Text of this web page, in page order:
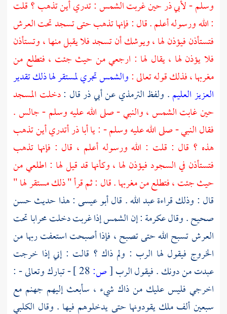
وسلم -لأبي ذرحين غربت الشمس : تدري أين تذهب ؟ قلت
: الله ورسوله أعلم . قال : فإنها تذهب حتى تسجد تحت العرش
فتستأذن فيؤذن لها ، ويوشك أن تسجد فلا يقبل منها ، وتستأذن
فلا يؤذن لها ، يقال لها : ارجعي من حيث جئت ، فتطلع من
مغربها ، فذلك قوله تعالى :والشمس تجري لمستقر لها ذلك تقدير
العزيز العليم. ولفظالترمذيعنأبي ذرقال :دخلت المسجد
حين غابت الشمس ، والنبي - صلى الله عليه وسلم - جالس .
فقال النبي - صلى الله عليه وسلم - : ياأبا ذرأتدري أين تذهب
هذه ؟ قال : قلت : الله ورسوله أعلم ، قال : فإنها تذهب
فتستأذن في السجود فيؤذن لها ، وكأنها قد قيل لها : اطلعي من
حيث جئت ، فتطلع من مغربها . قال : ثم قرأ " ذلك مستقر لها "
قال : وذلك قراءةعبد الله. قالأبو عيسى: هذا حديث حسن
صحيح . وقالعكرمة: إن الشمس إذا غربت دخلت محرابا تحت
العرش تسبح الله حتى تصبح ، فإذا أصبحت استعفت ربها من
الخروج فيقول لها الرب : ولم ذاك ؟ قالت : إني إذا خرجت
عبدت من دونك . فيقول الرب[ص:
- تبارك وتعالى - :
اخرجي فليس عليك من ذاك شيء ، سأبعث إليهم جهنم مع
سبعين ألف ملك يقودونها حتى يدخلوهم فيها . وقال الكلبي